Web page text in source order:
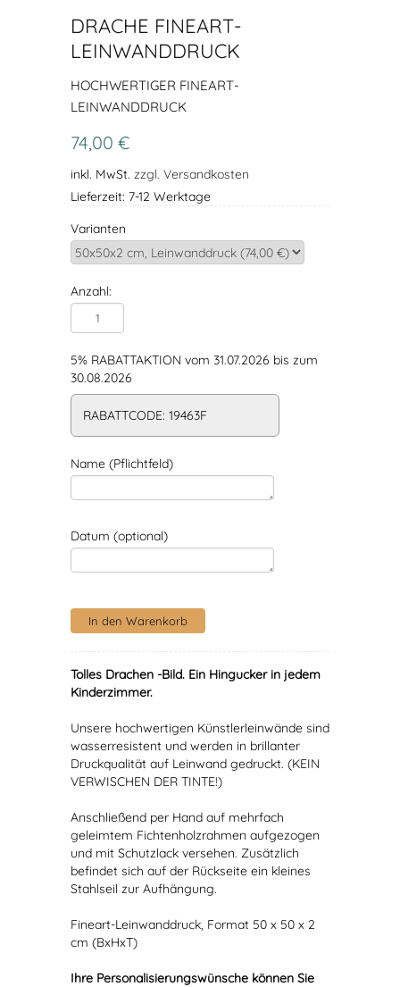
DRACHE FINEART-
LEINWANDDRUCK
HOCHWERTIGER FINEART-
LEINWANDDRUCK
74,00 €
inkl. MwSt. zzgl. Versandkosten
Lieferzeit: 7-12 Werktage
Varianten
Anzahl:
5% RABATTAKTION vom 31.07.2026 bis zum
30.08.2026
RABATTCODE: 19463F
Name (Pflichtfeld)
Datum (optional)
Tolles Drachen -Bild. Ein Hingucker in jedem
Kinderzimmer.
Unsere hochwertigen Künstlerleinwände sind
wasserresistent und werden in brillanter
Druckqualität auf Leinwand gedruckt. (KEIN
VERWISCHEN DER TINTE!)
Anschließend per Hand auf mehrfach
geleimtem Fichtenholzrahmen aufgezogen
und mit Schutzlack versehen. Zusätzlich
befindet sich auf der Rückseite ein kleines
Stahlseil zur Aufhängung.
Fineart-Leinwanddruck, Format 50 x 50 x 2
cm (BxHxT)
Ihre Personalisierungswünsche können Sie